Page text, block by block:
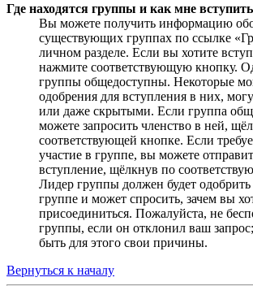
Где находятся группы и как мне
Вы можете получить информацию
существующих группах по ссылке
личном разделе. Если вы хотите
нажмите соответствующую кнопку.
группы общедоступны. Некоторые
одобрения для вступления в них,
или даже скрытыми. Если группа
можете запросить членство в ней,
соответствующей кнопке. Если
участие в группе, вы можете
вступление, щёлкнув по
Лидер группы должен будет одобрить
группе и может спросить, зачем вы
присоединиться. Пожалуйста, не
группы, если он отклонил ваш
быть для этого свои причины.
Вернуться к началу